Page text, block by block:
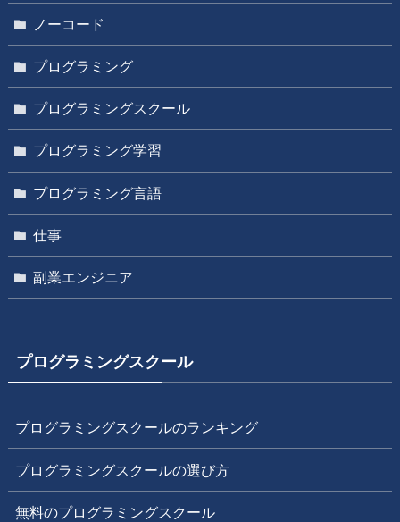
ノーコード
プログラミング
プログラミングスクール
プログラミング学習
プログラミング言語
仕事
副業エンジニア
プログラミングスクール
プログラミングスクールのランキング
プログラミングスクールの選び方
無料のプログラミングスクール